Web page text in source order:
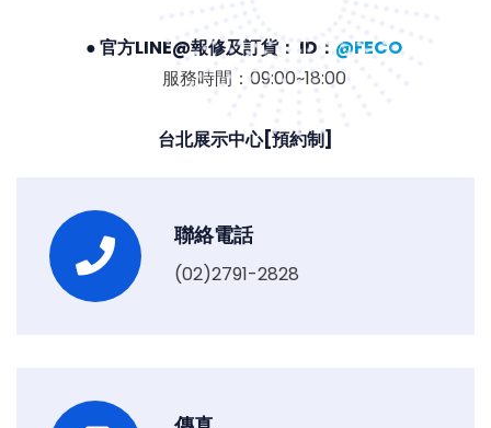
● 官方LINE@報修及訂貨： ID： @FECO
服務時間：09:00~18:00
台北展示中心[預約制]
聯絡電話
(02)2791-2828